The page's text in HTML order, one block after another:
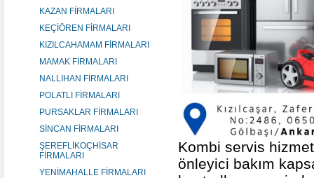
KAZAN FİRMALARI
KEÇİÖREN FİRMALARI
KIZILCAHAMAM FİRMALARI
MAMAK FİRMALARI
NALLIHAN FİRMALARI
POLATLI FİRMALARI
PURSAKLAR FİRMALARI
SİNCAN FİRMALARI
ŞEREFLİKOÇHİSAR
FİRMALARI
YENİMAHALLE FİRMALARI
Kombi servis
önleyici bakım